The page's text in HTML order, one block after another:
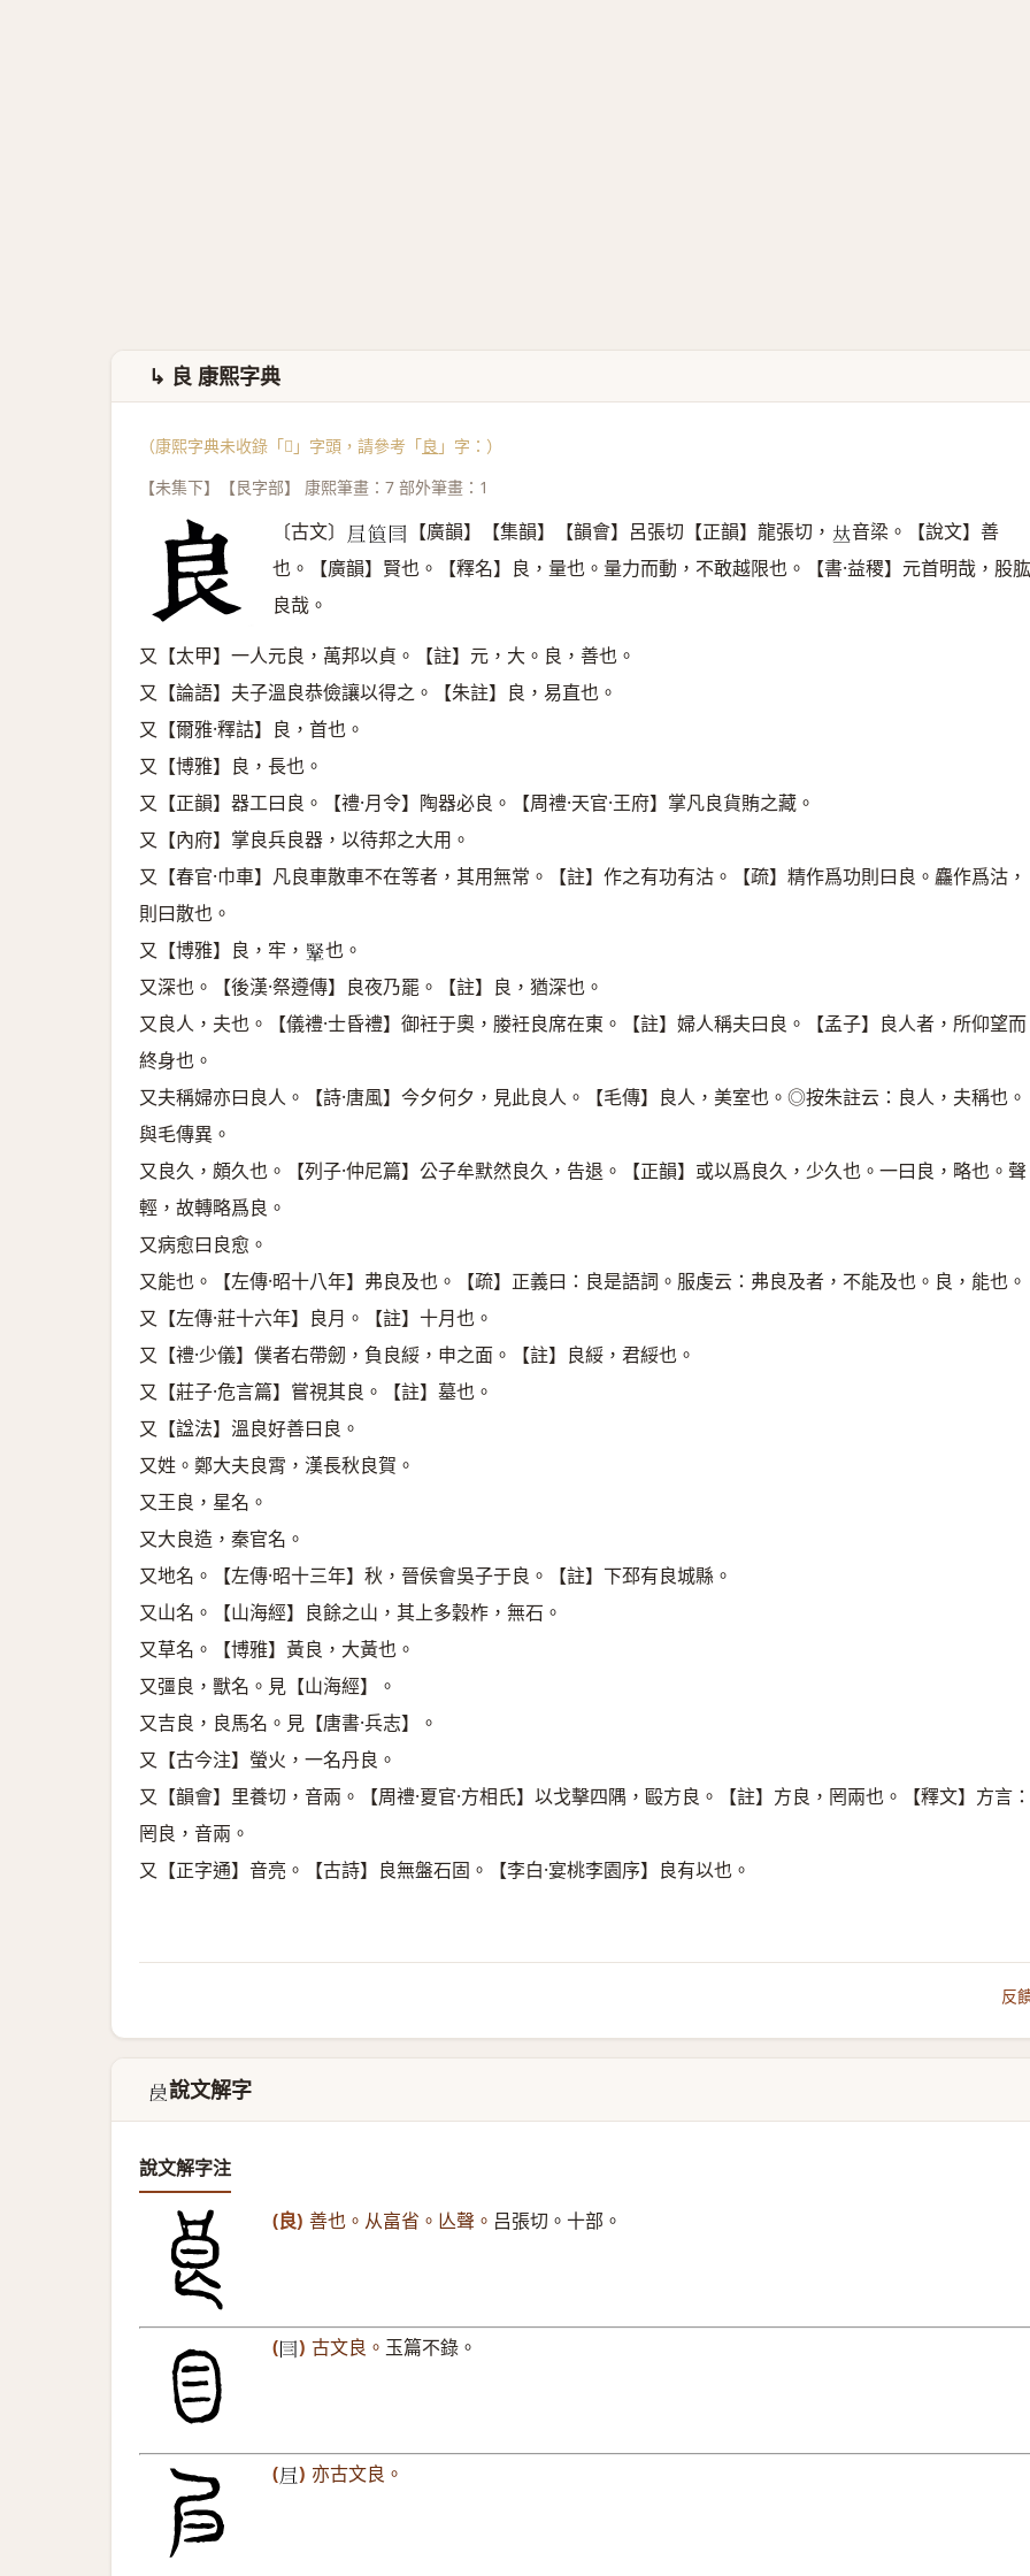
↳ 良 康熙字典
（康熙字典未收錄「𣌩」字頭，請參考「良 」字：）
【未集下】【艮字部】 康熙筆畫：7 部外筆畫：1
〔古文〕 𡰩 𥭣 𡆨 【廣韻】【集韻】【韻會】呂張切【正韻】龍張切， 𠀤音梁。【說文】善
也。【廣韻】賢也。【釋名】良，量也。量力而動，不敢越限也。【書·益稷】元首明哉，股肱
良哉。
又【太甲】一人元良，萬邦以貞。【註】元，大。良，善也。
又【論語】夫子溫良恭儉讓以得之。【朱註】良，易直也。
又【爾雅·釋詁】良，首也。
又【博雅】良，長也。
又【正韻】器工曰良。【禮·月令】陶器必良。【周禮·天官·王府】掌凡良貨賄之藏。
又【內府】掌良兵良器，以待邦之大用。
又【春官·巾車】凡良車散車不在等者，其用無常。【註】作之有功有沽。【疏】精作爲功則曰良。麤作爲沽，
則曰散也。
又【博雅】良，牢， 𩋆 也。
又深也。【後漢·祭遵傳】良夜乃罷。【註】良，猶深也。
又良人，夫也。【儀禮·士昏禮】御衽于奧，媵衽良席在東。【註】婦人稱夫曰良。【孟子】良人者，所仰望而
終身也。
又夫稱婦亦曰良人。【詩·唐風】今夕何夕，見此良人。【毛傳】良人，美室也。◎按朱註云：良人，夫稱也。
與毛傳異。
又良久，頗久也。【列子·仲尼篇】公子牟默然良久，告退。【正韻】或以爲良久，少久也。一曰良，略也。聲
輕，故轉略爲良。
又病愈曰良愈。
又能也。【左傳·昭十八年】弗良及也。【疏】正義曰：良是語詞。服虔云：弗良及者，不能及也。良，能也。
又【左傳·莊十六年】良月。【註】十月也。
又【禮·少儀】僕者右帶劒，負良綏，申之面。【註】良綏，君綏也。
又【莊子·危言篇】嘗視其良。【註】墓也。
又【諡法】溫良好善曰良。
又姓。鄭大夫良霄，漢長秋良賀。
又王良，星名。
又大良造，秦官名。
又地名。【左傳·昭十三年】秋，晉侯會吳子于良。【註】下邳有良城縣。
又山名。【山海經】良餘之山，其上多穀柞，無石。
又草名。【博雅】黃良，大黃也。
又彊良，獸名。見【山海經】。
又吉良，良馬名。見【唐書·兵志】。
又【古今注】螢火，一名丹良。
又【韻會】里養切，音兩。【周禮·夏官·方相氏】以戈擊四隅，毆方良。【註】方良，罔兩也。【釋文】方言：
罔良，音兩。
又【正字通】音亮。【古詩】良無盤石固。【李白·宴桃李園序】良有以也。
反
𣌩說文解字
說文解字注
(良) 善也。从畗省。亾聲。 吕張切。十部。
(𡆨 ) 古文良。 玉篇不錄。
(𡰩 ) 亦古文良。